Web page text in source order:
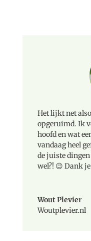
Het lijkt net
opgeruimd. Ik
hoofd en wat
vandaag heel
de juiste
wel?! 😉 Dank
Wout Plevier
Woutplevier.nl